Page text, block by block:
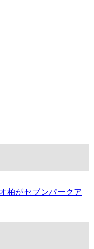
柏がセブンパークア